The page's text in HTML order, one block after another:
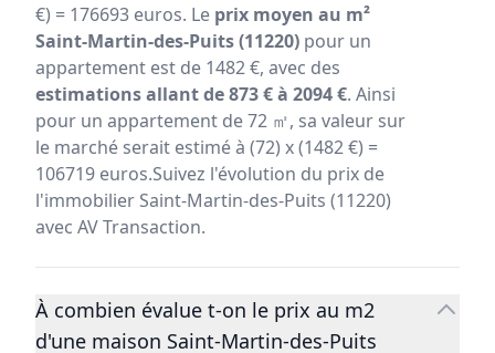
€) = 176693 euros. Le prix moyen au m²
Saint-Martin-des-Puits (11220) pour un
appartement est de 1482 €, avec des
estimations allant de 873 € à 2094 €. Ainsi
pour un appartement de 72 ㎡, sa valeur sur
le marché serait estimé à (72) x (1482 €) =
106719 euros.Suivez l'évolution du prix de
l'immobilier Saint-Martin-des-Puits (11220)
avec AV Transaction.
À combien évalue t-on le prix au m2
d'une maison Saint-Martin-des-Puits